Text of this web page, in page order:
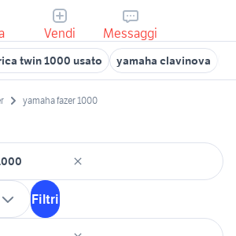
Vendi Messaggi
twin 1000 usato yamaha clavinova
yamaha fazer 1000
Filtri